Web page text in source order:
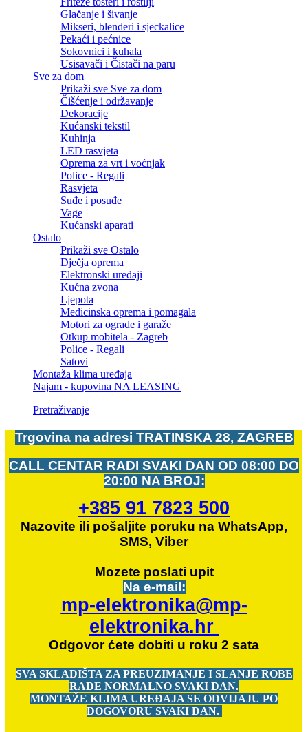
Glačanje i šivanje
Mikseri, blenderi i sjeckalice
Pekaći i pećnice
Sokovnici i kuhala
Usisavači i Čistači na paru
Sve za dom
Prikaži sve Sve za dom
Čišćenje i održavanje
Dekoracije
Kućanski tekstil
Kuhinja
LED rasvjeta
Oprema za vrt i voćnjak
Police - Regali
Rasvjeta
Suđe i posuđe
Vage
Kućanski aparati
Ostalo
Prikaži sve Ostalo
Dječja oprema
Elektronski uređaji
Kućna zvona
Ljepota
Medicinska oprema i pomagala
Motori za ograde i garaže
Otkup mobitela - Zagreb
Police - Regali
Satovi
Montaža klima uređaja
Najam - kupovina NA LEASING
Pretraživanje
Trgovina na adresi TRATINSKA 28, ZAGREB
CALL CENTAR RADI SVAKI DAN OD 08:00 DO
20:00 NA BROJ:
+385 91 7823 500
Nazovite ili pošaljite poruku na WhatsApp,
SMS, Viber
Mozete poslati upit
Na e-mail:
mp-elektronika@mp-
elektronika.hr
Odgovor ćete dobiti u roku 2 sata
SVA SKLADIŠTA ZA PREUZIMANJE I SLANJE ROBE
RADE NORMALNO SVAKI DAN.
MONTAŽE KLIMA UREĐAJA SE ODVIJAJU PO
DOGOVORU SVAKI DAN.